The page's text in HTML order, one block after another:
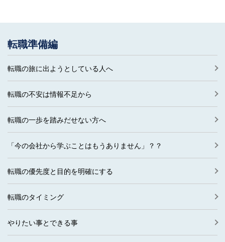
転職準備編
転職の旅に出ようとしている人へ
転職の不安は情報不足から
転職の一歩を踏みだせない方へ
「今の会社から学ぶことはもうありません」？？
転職の優先度と目的を明確にする
転職のタイミング
やりたい事とできる事